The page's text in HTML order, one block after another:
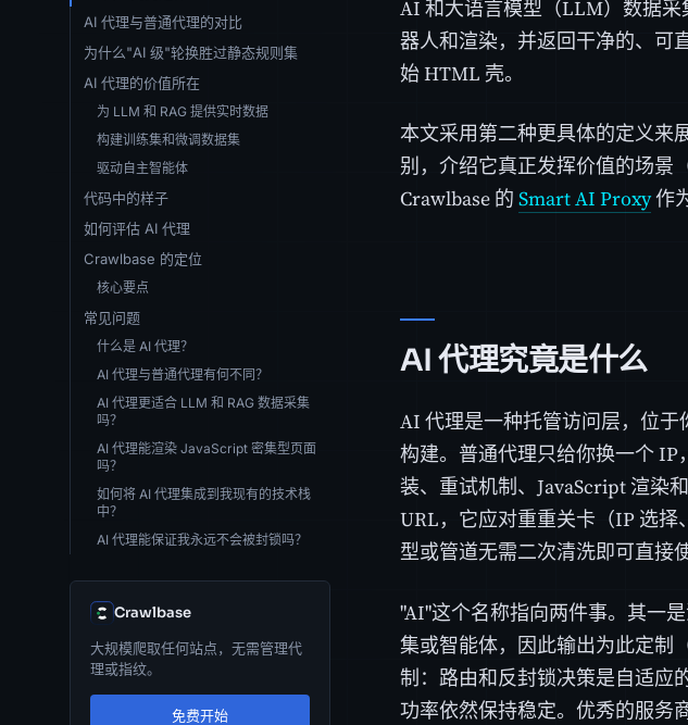
AI 代理与普通代理的对比
为什么"AI 级"轮换胜过静态规则集
AI 代理的价值所在
为 LLM 和 RAG 提供实时数据
构建训练集和微调数据集
驱动自主智能体
代码中的样子
如何评估 AI 代理
Crawlbase 的定位
核心要点
常见问题
什么是 AI 代理？
AI 代理与普通代理有何不同？
AI 代理更适合 LLM 和 RAG 数据采集
吗？
AI 代理能渲染 JavaScript 密集型页面
吗？
如何将 AI 代理集成到我现有的技术栈
中？
AI 代理能保证我永远不会被封锁吗？
Crawlbase
大规模爬取任何站点，无需管理代
理或指纹。
免费开始
AI 和大语言模型（LLM）数据
器人和渲染，并返回干净的、可
始 HTML 壳。
本文采用第二种更具体的定义来
别，介绍它真正发挥价值的场景
Crawlbase 的 Smart AI Proxy作
AI 代理究竟是什么
AI 代理是一种托管访问层，位
构建。普通代理只给你换一个
装、重试机制、JavaScript 渲染
URL，它应对重重关卡（IP 选
型或管道无需二次清洗即可直接
"AI"这个名称指向两件事。其一
集或智能体，因此输出为此定制
制：路由和反封锁决策是自适应
功率依然保持稳定。优秀的服务